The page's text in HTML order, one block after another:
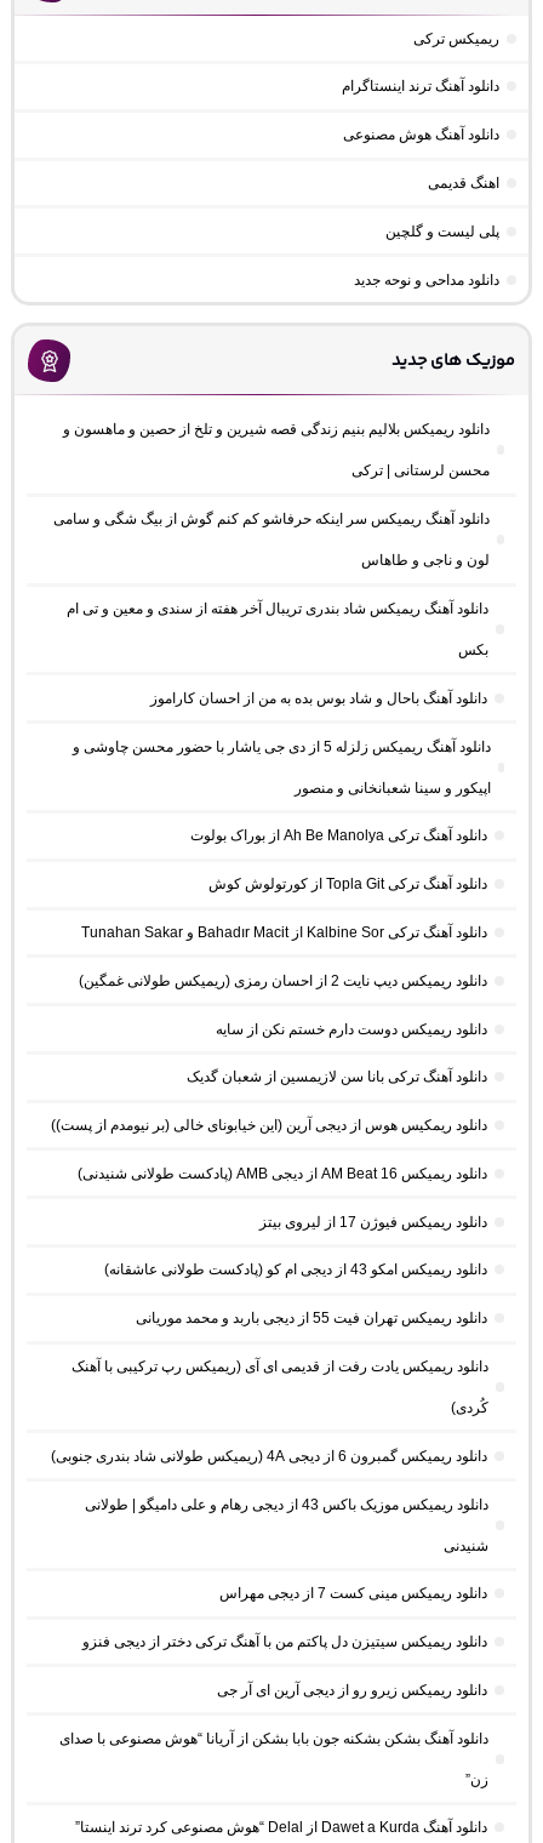
ریمیکس ترکی
دانلود آهنگ ترند اینستاگرام
دانلود آهنگ هوش مصنوعی
اهنگ قدیمی
پلی لیست و گلچین
دانلود مداحی و نوحه جدید
موزیک های جدید
دانلود ریمیکس بلالیم بنیم زندگی قصه شیرین و تلخ از حصین و ماهسون و
محسن لرستانی | ترکی
دانلود آهنگ ریمیکس سر اینکه حرفاشو کم کنم گوش از بیگ شگی و سامی
لون و ناجی و طاهاس
دانلود آهنگ ریمیکس شاد بندری تریبال آخر هفته از سندی و معین و تی ام
بکس
دانلود آهنگ باحال و شاد بوس بده به من از احسان کاراموز
دانلود آهنگ ریمیکس زلزله 5 از دی جی یاشار با حضور محسن چاوشی و
اپیکور و سینا شعبانخانی و منصور
دانلود آهنگ ترکی Ah Be Manolya از بوراک بولوت
دانلود آهنگ ترکی Topla Git از کورتولوش کوش
دانلود آهنگ ترکی Kalbine Sor از Bahadır Macit و Tunahan Sakar
دانلود ریمیکس دیپ نایت 2 از احسان رمزی (ریمیکس طولانی غمگین)
دانلود ریمیکس دوست دارم خستم نکن از سایه
دانلود آهنگ ترکی بانا سن لازیمسین از شعبان گدیک
دانلود ریمکیس هوس از دیجی آرین (این خیابونای خالی (بر نیومدم از پست))
دانلود ریمیکس AM Beat 16 از دیجی AMB (پادکست طولانی شنیدنی)
دانلود ریمیکس فیوژن 17 از لیروی بیتز
دانلود ریمیکس امکو 43 از دیجی ام کو (پادکست طولانی عاشقانه)
دانلود ریمیکس تهران فیت 55 از دیجی باربد و محمد موریانی
دانلود ریمیکس یادت رفت از قدیمی ای آی (ریمیکس رپ ترکیبی با آهنک
کُردی)
دانلود ریمیکس گمبرون 6 از دیجی 4A (ریمیکس طولانی شاد بندری جنوبی)
دانلود ریمیکس موزیک باکس 43 از دیجی رهام و علی دامیگو | طولانی
شنیدنی
دانلود ریمیکس مینی کست 7 از دیجی مهراس
دانلود ریمیکس سیتیزن دل پاکتم من با آهنگ ترکی دختر از دیجی فنزو
دانلود ریمیکس زیرو رو از دیجی آرین ای آر جی
دانلود آهنگ بشکن بشکنه جون بابا بشکن از آریانا “هوش مصنوعی با صدای
زن”
دانلود آهنگ Dawet a Kurda از Delal “هوش مصنوعی کرد ترند اینستا”